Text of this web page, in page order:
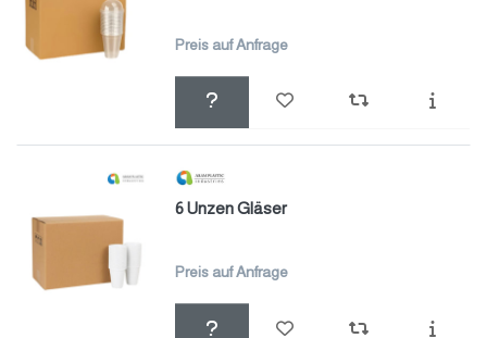
Preis auf Anfrage
6 Unzen Gläser
Preis auf Anfrage